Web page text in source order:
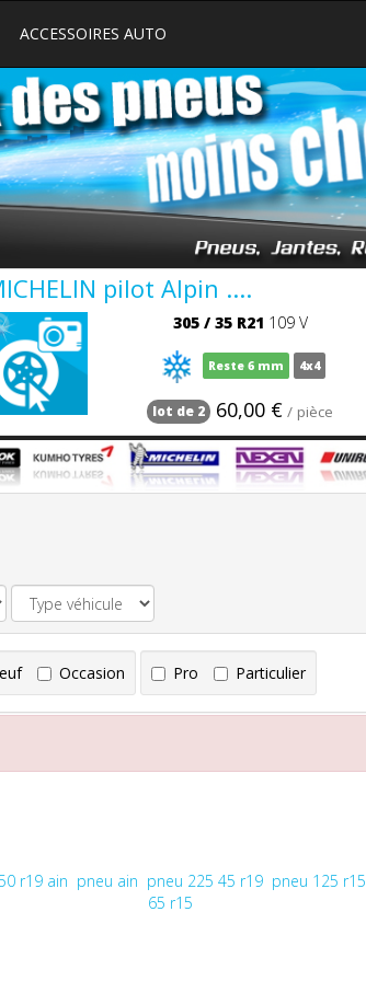
ACCESSOIRES AUTO
pilot Alpin ....
305 / 35 R21 109 V
Reste 6 mm 4x4
lot de 2 60,00 € / pièce
Occasion Pro Particulier
r19 ain pneu ain pneu 225 45 r19 pneu 125 r15
65 r15